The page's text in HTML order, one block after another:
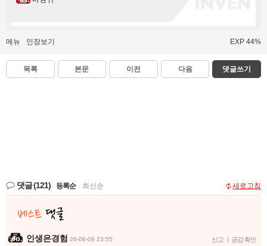
메뉴 인장보기 EXP 44%
목록 본문 이전 다음 댓글쓰기
댓글(121) 등록순 최신순 새로고침
인생은경험 26-06-09 23:55 신고 | 공감 확인